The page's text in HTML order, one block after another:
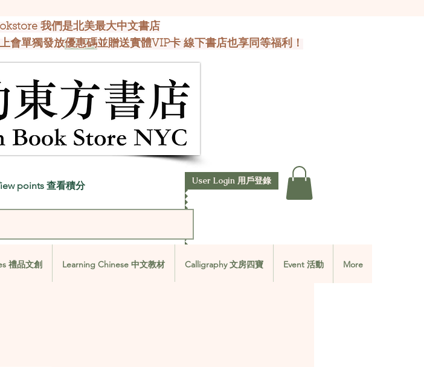
我們是北美最大中文書店
會單獨發放優惠碼並贈送實體VIP卡 線下書店也享同等福利！
points 查看積分 User Login 用戶登錄
禮品文創 Learning Chinese 中文教材 Calligraphy 文房四寶 Event 活動 More
禮品文創 Learning Chinese 中文教材 Calligraphy 文房四寶 Event 活動 More